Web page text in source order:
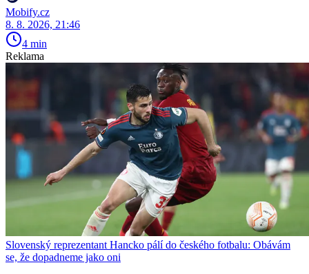
Mobify.cz
8. 8. 2026, 21:46
4 min
Reklama
Slovenský reprezentant Hancko pálí do českého fotbalu: Obávám
se, že dopadneme jako oni